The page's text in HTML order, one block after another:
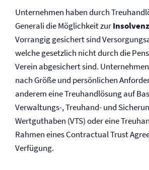
Unternehmen haben durch
Generali die Möglichkeit zur
Vorrangig gesichert sind
welche gesetzlich nicht durch die
Verein abgesichert sind.
nach Größe und persönlichen
anderem eine Treuhandlösung auf
Verwaltungs-, Treuhand- und
Wertguthaben (VTS) oder eine
Rahmen eines Contractual Trust
Verfügung.